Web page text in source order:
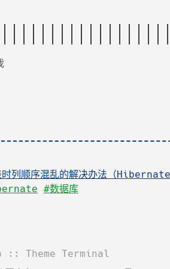
列顺序混乱的解决办法（
#数据库
:: Theme Terminal